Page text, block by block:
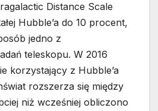
Distance Scale
Hubble’a do 10 procent,
jedno z
teleskopu. W 2016
korzystający z Hubble’a
rozszerza się między
niż wcześniej obliczono